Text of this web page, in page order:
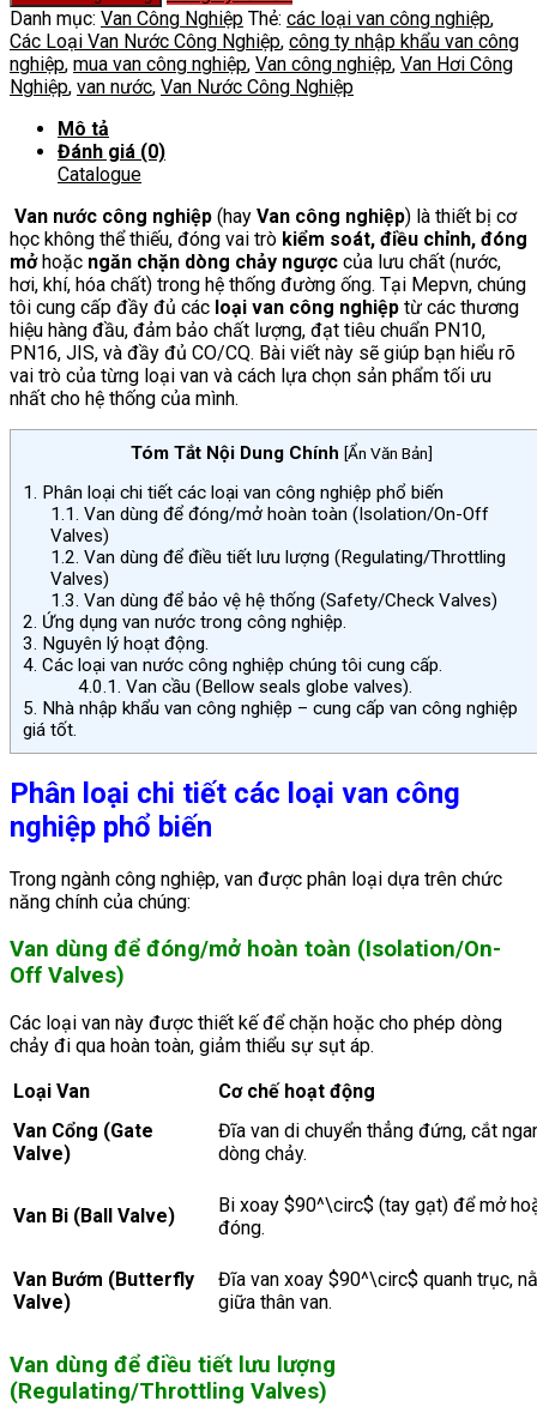
Công
Nghiệp
số
lượng
Danh mục: Van Công Nghiệp Thẻ: các loại van công nghiệp,
Các Loại Van Nước Công Nghiệp, công ty nhập khẩu van công
nghiệp, mua van công nghiệp, Van công nghiệp, Van Hơi Công
Nghiệp, van nước, Van Nước Công Nghiệp
Mô tả
Đánh giá (0)
Catalogue
Van nước công nghiệp (hay Van công nghiệp) là thiết bị cơ
học không thể thiếu, đóng vai trò kiểm soát, điều chỉnh, đóng
mởhoặc ngăn chặn dòng chảy ngược của lưu chất (nước,
hơi, khí, hóa chất) trong hệ thống đường ống. Tại Mepvn, chúng
tôi cung cấp đầy đủ các loại van công nghiệp từ các thương
hiệu hàng đầu, đảm bảo chất lượng, đạt tiêu chuẩn PN10,
PN16, JIS, và đầy đủ CO/CQ. Bài viết này sẽ giúp bạn hiểu rõ
vai trò của từng loại van và cách lựa chọn sản phẩm tối ưu
nhất cho hệ thống của mình.
Tóm Tắt Nội Dung Chính [Ẩn Văn Bản]
1. Phân loại chi tiết các loại van công nghiệp phổ biến
1.1. Van dùng để đóng/mở hoàn toàn (Isolation/On-Off
Valves)
1.2. Van dùng để điều tiết lưu lượng (Regulating/Throttling
Valves)
1.3. Van dùng để bảo vệ hệ thống (Safety/Check Valves)
2. Ứng dụng van nước trong công nghiệp.
3. Nguyên lý hoạt động.
4. Các loại van nước công nghiệp chúng tôi cung cấp.
4.0.1. Van cầu (Bellow seals globe valves).
5. Nhà nhập khẩu van công nghiệp – cung cấp van công nghiệp
giá tốt.
Phân loại chi tiết các loại van công
nghiệp phổ biến
Trong ngành công nghiệp, van được phân loại dựa trên chức
năng chính của chúng:
Van dùng để đóng/mở hoàn toàn (Isolation/On-
Off Valves)
Các loại van này được thiết kế để chặn hoặc cho phép dòng
chảy đi qua hoàn toàn, giảm thiểu sự sụt áp.
Loại Van
Cơ chế hoạt động
Van Cổng (Gate
Valve)
Đĩa van di chuyển thẳng đứng, cắt
dòng chảy.
Van Bi (Ball Valve) Bi xoay $90^\circ$ (tay gạt) để mở
đóng.
Van Bướm (Butterfly
Valve)
Đĩa van xoay $90^\circ$ quanh trục,
giữa thân van.
Van dùng để điều tiết lưu lượng
(Regulating/Throttling Valves)